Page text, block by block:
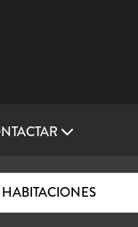
HABITACIONES